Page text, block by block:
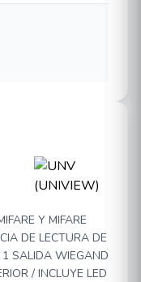
R1H-M
Y MIFARE
DE LECTURA DE
SALIDA WIEGAND
/ INCLUYE LED